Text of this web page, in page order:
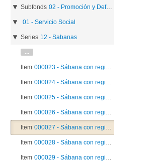
Subfonds 02 - Promoción y Defensa de los Derechos Humanos
01 - Servicio Social
Series 12 - Sabanas
...
Item 000023 - Sábana con registros individuales de detenciones y encarcelamientos. Mayo-julio 1985.
Item 000024 - Sábana con registros individuales de detenciones y encarcelamientos. Mayo-junio 1985.
Item 000025 - Sábana con registros individuales de detenciones y encarcelamientos. Mayo 1985.
Item 000026 - Sábana con registros individuales de detenciones y encarcelamientos. Junio 1985.
Item 000027 - Sábana con registros individuales de detenciones y encarcelamientos. Mayo 1985.
Item 000028 - Sábana con registros individuales de detenciones, encarcelamientos y relegaciones. Julio 1985.
Item 000029 - Sábana con registros individuales de detenciones y encarcelamientos. Junio-julio 1985.